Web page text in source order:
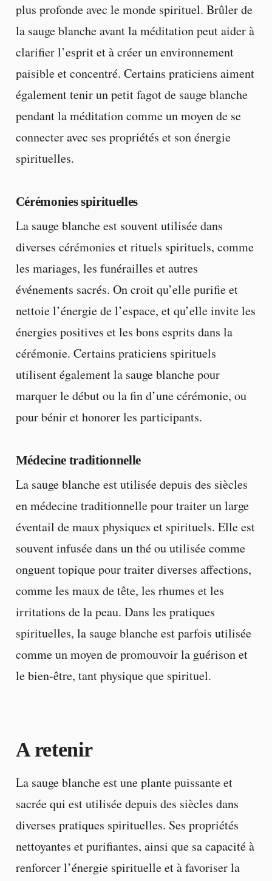
plus profonde avec le monde spirituel. Brûler de
la sauge blanche avant la méditation peut aider à
clarifier l’esprit et à créer un environnement
paisible et concentré. Certains praticiens aiment
également tenir un petit fagot de sauge blanche
pendant la méditation comme un moyen de se
connecter avec ses propriétés et son énergie
spirituelles.
Cérémonies spirituelles
La sauge blanche est souvent utilisée dans
diverses cérémonies et rituels spirituels, comme
les mariages, les funérailles et autres
événements sacrés. On croit qu’elle purifie et
nettoie l’énergie de l’espace, et qu’elle invite les
énergies positives et les bons esprits dans la
cérémonie. Certains praticiens spirituels
utilisent également la sauge blanche pour
marquer le début ou la fin d’une cérémonie, ou
pour bénir et honorer les participants.
Médecine traditionnelle
La sauge blanche est utilisée depuis des siècles
en médecine traditionnelle pour traiter un large
éventail de maux physiques et spirituels. Elle est
souvent infusée dans un thé ou utilisée comme
onguent topique pour traiter diverses affections,
comme les maux de tête, les rhumes et les
irritations de la peau. Dans les pratiques
spirituelles, la sauge blanche est parfois utilisée
comme un moyen de promouvoir la guérison et
le bien-être, tant physique que spirituel.
A retenir
La sauge blanche est une plante puissante et
sacrée qui est utilisée depuis des siècles dans
diverses pratiques spirituelles. Ses propriétés
nettoyantes et purifiantes, ainsi que sa capacité à
renforcer l’énergie spirituelle et à favoriser la